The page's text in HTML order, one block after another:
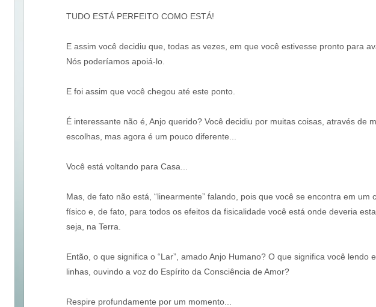
TUDO ESTÁ PERFEITO COMO ESTÁ!
E assim você decidiu que, todas as vezes, em que você estivesse pronto para
Nós poderíamos apoiá-lo.
E foi assim que você chegou até este ponto.
É interessante não é, Anjo querido? Você decidiu por muitas coisas, através de
escolhas, mas agora é um pouco diferente...
Você está voltando para Casa...
Mas, de fato não está, “linearmente” falando, pois que você se encontra em um
físico e, de fato, para todos os efeitos da fisicalidade você está onde deveria
seja, na Terra.
Então, o que significa o “Lar”, amado Anjo Humano? O que significa você lendo
linhas, ouvindo a voz do Espírito da Consciência de Amor?
Respire profundamente por um momento...